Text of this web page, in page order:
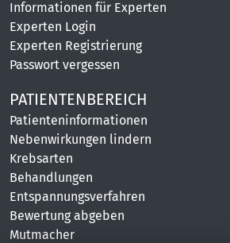
Informationen für Experten
Experten Login
Experten Registrierung
Passwort vergessen
PATIENTENBEREICH
Patienteninformationen
Nebenwirkungen lindern
Krebsarten
Behandlungen
Entspannungsverfahren
Bewertung abgeben
Mutmacher